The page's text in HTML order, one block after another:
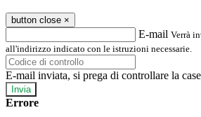
button close ×
E-mail Verrà
all'indirizzo indicato con le istruzioni necessarie.
E-mail inviata, si prega di controllare la
Errore